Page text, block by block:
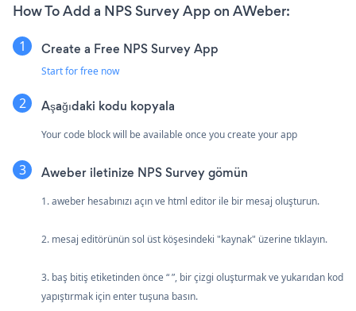
How To Add a NPS Survey App on AWeber:
Create a Free NPS Survey App
Start for free now
Aşağıdaki kodu kopyala
Your code block will be available once you create your app
Aweber iletinize NPS Survey gömün
1. aweber hesabınızı açın ve html editor ile bir mesaj oluşturun.
2. mesaj editörünün sol üst köşesindeki "kaynak" üzerine tıklayın.
3. baş bitiş etiketinden önce “ ”, bir çizgi oluşturmak ve yukarıdan kod
yapıştırmak için enter tuşuna basın.